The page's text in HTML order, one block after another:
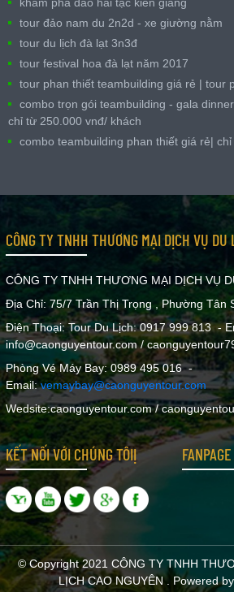
tour đảo nam du 2n2d - xe giường nằm
tour du lịch đà lạt 3n3đ
tour festival hoa đà lạt năm 2017
tour phan thiết teambuilding giá rẻ | tour
combo trọn gói teambuilding - gala
chỉ từ 250.000 vnđ/ khách
combo teambuilding phan thiết giá rẻ|
CÔNG TY TNHH THƯƠNG MẠI DỊCH VỤ DU
CÔNG TY TNHH THƯƠNG MẠI DỊCH VỤ
Địa Chỉ: 75/7 Trần Thị Trọng , Phường Tân
Điện Thoại: Tour Du Lịch: 0917 999 813 -
info@caonguyentour.com /
Phòng Vé Máy Bay: 0989 495 016 -
Email:vemaybay@caonguyentour.com
Wedsite:caonguyentour.com /
KẾT NỐI VỚI CHÚNG TÔIỊ FANPAGE
© Copyright 2021 CÔNG TY TNHH
LỊCH CAO NGUYÊN . Powered